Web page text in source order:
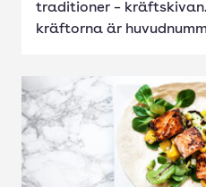
traditioner –
kräftorna är